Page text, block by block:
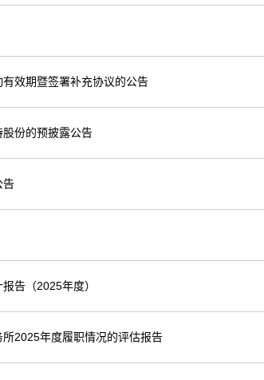
效期暨签署补充协议的公告
份的预披露公告
告
告（2025年度）
2025年度履职情况的评估报告